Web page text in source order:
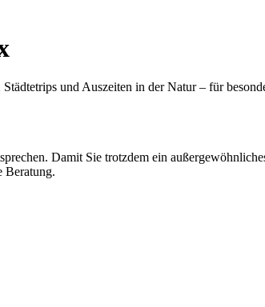
und Auszeiten in der Natur – für
Damit Sie trotzdem ein
Beratung.